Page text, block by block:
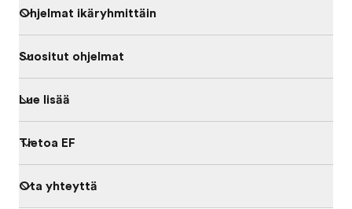
Ohjelmat ikäryhmittäin
Suositut ohjelmat
Lue lisää
Tietoa EF
Ota yhteyttä